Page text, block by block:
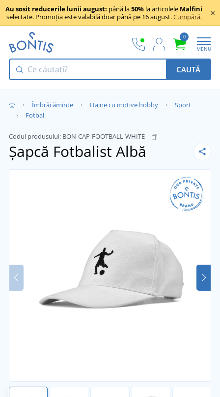
Au sosit reducerile lunii august: până la50% la articolele Malfini
selectate. Promoția este valabilă doar până pe 16 august.Cumpără.
0
MENU
CAUTĂ
Îmbrăcăminte Haine cu motive hobby
Sport
Fotbal
Codul produsului: BON-CAP-FOOTBALL-WHITE
Șapcă Fotbalist Albă